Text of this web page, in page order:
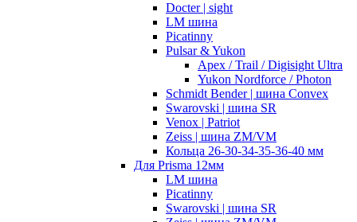
Docter | sight
LM шина
Picatinny
Pulsar & Yukon
Apex / Trail / Digisight Ultra
Yukon Nordforce / Photon
Schmidt Bender | шина Convex
Swarovski | шина SR
Venox | Patriot
Zeiss | шина ZM/VM
Кольца 26-30-34-35-36-40 мм
Для Prisma 12мм
LM шина
Picatinny
Swarovski | шина SR